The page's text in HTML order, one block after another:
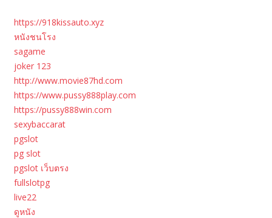
https://918kissauto.xyz
หนังชนโรง
sagame
joker 123
http://www.movie87hd.com
https://www.pussy888play.com
https://pussy888win.com
sexybaccarat
pgslot
pg slot
pgslot เว็บตรง
fullslotpg
live22
ดูหนัง